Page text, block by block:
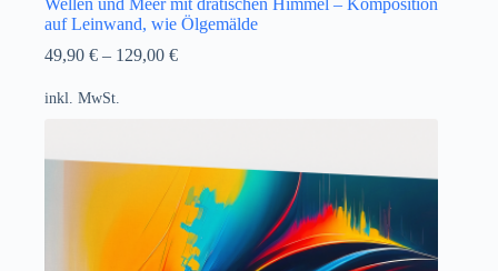
Wellen und Meer mit dratischen Himmel – Komposition
auf Leinwand, wie Ölgemälde
49,90 € – 129,00 €
inkl. MwSt.